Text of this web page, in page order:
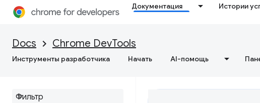
Документация Истории
Docs Chrome DevTools
Инструменты разработчика Начать AI-помощь